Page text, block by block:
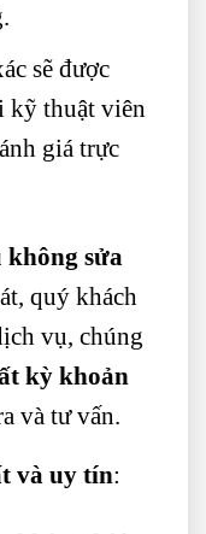
sẽ được
kỹ thuật viên
giá trực
không sửa
quý khách
vụ, chúng
kỳ khoản
và tư vấn.
và uy tín: